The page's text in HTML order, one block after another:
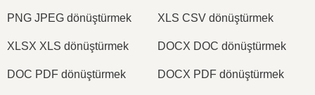
PNG JPEG dönüştürmek XLS CSV dönüştürmek
XLSX XLS dönüştürmek DOCX DOC dönüştürmek
DOC PDF dönüştürmek DOCX PDF dönüştürmek